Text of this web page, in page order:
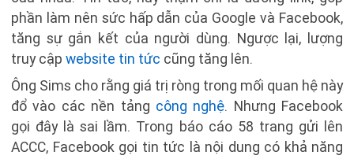
phần làm nên sức hấp dẫn của Google và Facebook,
tăng sự gắn kết của người dùng. Ngược lại, lượng
truy cập website tin tức cũng tăng lên.
Ông Sims cho rằng giá trị ròng trong mối quan hệ này
đổ vào các nền tảng công nghệ. Nhưng Facebook
gọi đây là sai lầm. Trong báo cáo 58 trang gửi lên
ACCC, Facebook gọi tin tức là nội dung có khả năng